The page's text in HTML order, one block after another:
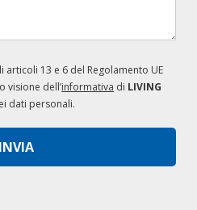
articoli 13 e 6 del Regolamento UE
visione dell’informativa di LIVING
dati personali.